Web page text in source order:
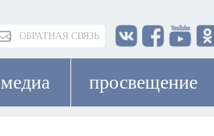
ОБРАТНАЯ СВЯЗЬ
медиа просвещение